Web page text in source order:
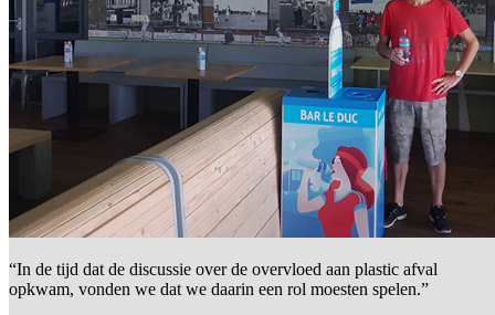
“In de tijd dat de discussie over de overvloed aan plastic afval
opkwam, vonden we dat we daarin een rol moesten spelen.”